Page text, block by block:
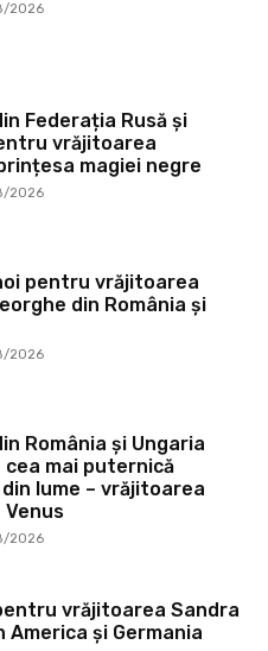
2026
Federația Rusă și
vrăjitoarea
magiei negre
2026
pentru vrăjitoarea
din România și
2026
România și Ungaria
cea mai puternică
lume – vrăjitoarea
2026
vrăjitoarea Sandra
America și Germania